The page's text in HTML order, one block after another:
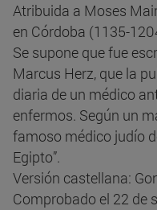
Atribuida a Moses
en Córdoba (1135-
Se supone que fue
Marcus Herz, que la
diaria de un médico
enfermos. Según un
famoso médico judío
Egipto”.
Versión castellana:
Comprobado el 22 de